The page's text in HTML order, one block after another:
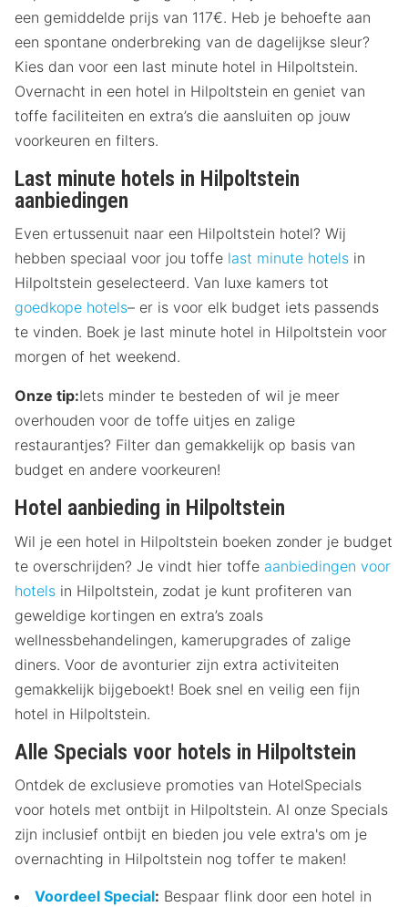
een gemiddelde prijs van 117€. Heb je behoefte aan
een spontane onderbreking van de dagelijkse sleur?
Kies dan voor een last minute hotel in Hilpoltstein.
Overnacht in een hotel in Hilpoltstein en geniet van
toffe faciliteiten en extra’s die aansluiten op jouw
voorkeuren en filters.
Last minute hotels in Hilpoltstein
aanbiedingen
Even ertussenuit naar een Hilpoltstein hotel? Wij
hebben speciaal voor jou toffe last minute hotels in
Hilpoltstein geselecteerd. Van luxe kamers tot
goedkope hotels– er is voor elk budget iets passends
te vinden. Boek je last minute hotel in Hilpoltstein voor
morgen of het weekend.
Onze tip:Iets minder te besteden of wil je meer
overhouden voor de toffe uitjes en zalige
restaurantjes? Filter dan gemakkelijk op basis van
budget en andere voorkeuren!
Hotel aanbieding in Hilpoltstein
Wil je een hotel in Hilpoltstein boeken zonder je budget
te overschrijden? Je vindt hier toffe aanbiedingen voor
hotels in Hilpoltstein, zodat je kunt profiteren van
geweldige kortingen en extra’s zoals
wellnessbehandelingen, kamerupgrades of zalige
diners. Voor de avonturier zijn extra activiteiten
gemakkelijk bijgeboekt! Boek snel en veilig een fijn
hotel in Hilpoltstein.
Alle Specials voor hotels in Hilpoltstein
Ontdek de exclusieve promoties van HotelSpecials
voor hotels met ontbijt in Hilpoltstein. Al onze Specials
zijn inclusief ontbijt en bieden jou vele extra's om je
overnachting in Hilpoltstein nog toffer te maken!
Voordeel Special: Bespaar flink door een hotel in